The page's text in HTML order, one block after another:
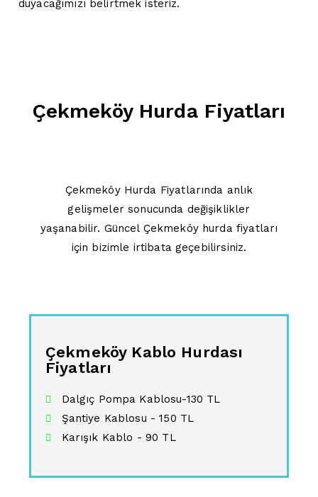
duyacağımızı belirtmek isteriz.
Çekmeköy Hurda Fiyatları
Çekmeköy Hurda Fiyatlarında anlık
gelişmeler sonucunda değişiklikler
yaşanabilir. Güncel Çekmeköy hurda fiyatları
için bizimle irtibata geçebilirsiniz.
Çekmeköy Kablo Hurdası
Fiyatları
Dalgıç Pompa Kablosu-130 TL
Şantiye Kablosu - 150 TL
Karışık Kablo - 90 TL